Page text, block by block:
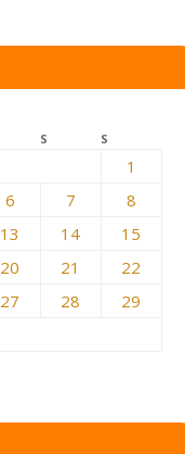
S S
1
6 7
8
13 14
15
20 21
22
27 28
29